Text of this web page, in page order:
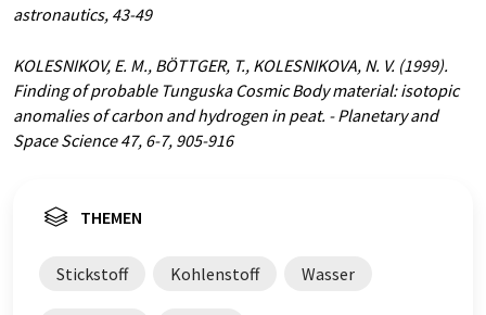
astronautics, 43-49
KOLESNIKOV, E. M., BÖTTGER, T., KOLESNIKOVA, N. V. (1999).
Finding of probable Tunguska Cosmic Body material: isotopic
anomalies of carbon and hydrogen in peat. - Planetary and
Space Science 47, 6-7, 905-916
THEMEN
Stickstoff Kohlenstoff Wasser